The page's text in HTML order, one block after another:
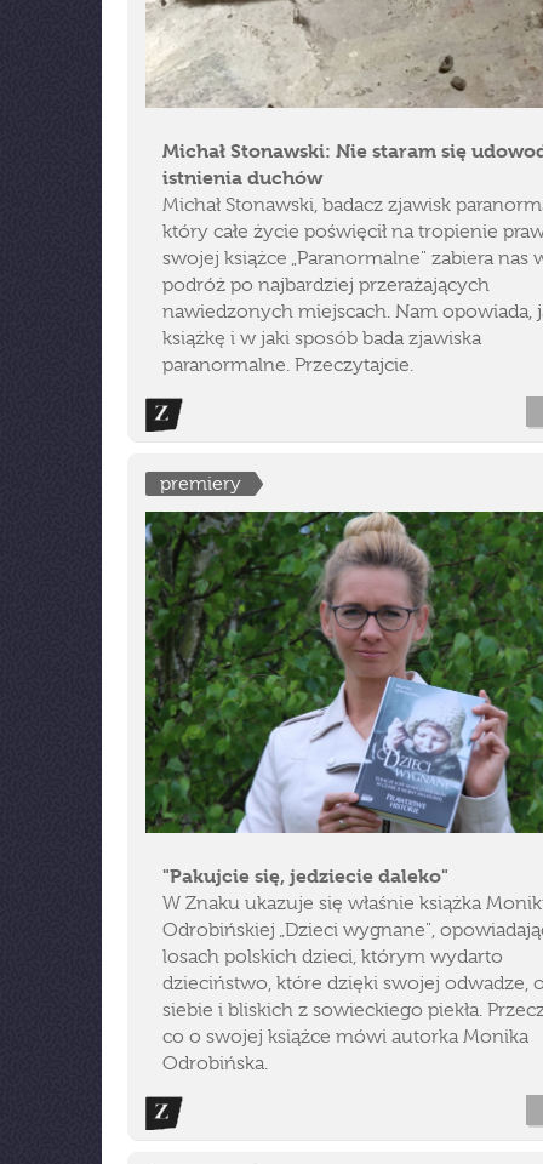
Michał Stonawski: Nie staram się
istnienia duchów
Michał Stonawski, badacz zjawisk
który całe życie poświęcił na tropienie
swojej książce „Paranormalne" zabiera nas
podróż po najbardziej przerażających
nawiedzonych miejscach. Nam opowiada,
książkę i w jaki sposób bada zjawiska
paranormalne. Przeczytajcie.
premiery
"Pakujcie się, jedziecie daleko"
W Znaku ukazuje się właśnie książka
Odrobińskiej „Dzieci wygnane",
losach polskich dzieci, którym wydarto
dzieciństwo, które dzięki swojej odwadze,
siebie i bliskich z sowieckiego piekła.
co o swojej książce mówi autorka Monika
Odrobińska.